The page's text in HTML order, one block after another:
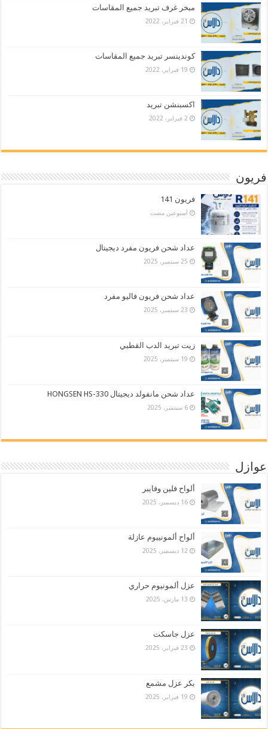
مبخر غرف تبريد جميع المقاسات
21 فبراير، 2022
كوندينسر تبريد جميع المقاسات
19 فبراير، 2022
اكسبنشن تبريد
2 فبراير، 2022
فريون
فريون 141
‏أسبوعين مضت
عداد شحن فريون مفرد ديجيتال
25 سبتمبر، 2025
عداد شحن فريون فاليو مفرد
23 سبتمبر، 2025
زيت تبريد الدب القطبي
19 سبتمبر، 2025
عداد شحن مانفولد ديجيتال HONGSEN HS-330
6 سبتمبر، 2025
عوازل
ألواح فلين وفايبر
16 ديسمبر، 2025
ألواح ألمونييوم عازلة
12 ديسمبر، 2025
عزل ألمونيوم حراري
13 مارس، 2025
عزل جاسكت
23 فبراير، 2025
بكر عزل مشمع
19 فبراير، 2025